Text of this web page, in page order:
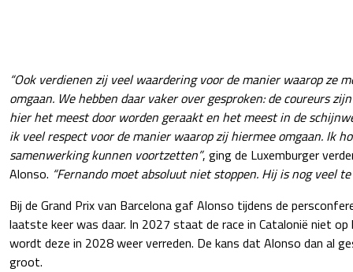
“Ook verdienen zij veel waardering voor de manier waarop ze
omgaan. We hebben daar vaker over gesproken: de coureurs
hier het meest door worden geraakt en het meest in de
ik veel respect voor de manier waarop zij hiermee omgaan. Ik
samenwerking kunnen voortzetten”, ging de Luxemburger
Alonso. “Fernando moet absoluut niet stoppen. Hij is nog veel te
Bij de Grand Prix van Barcelona gaf Alonso tijdens de
laatste keer was daar. In 2027 staat de race in Catalonië niet
wordt deze in 2028 weer verreden. De kans dat Alonso dan al
groot.